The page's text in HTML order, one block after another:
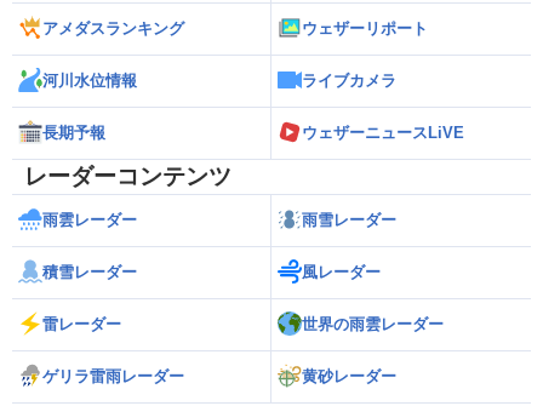
アメダスランキング ウェザーリポート
河川水位情報 ライブカメラ
長期予報 ウェザーニュースLiVE
レーダーコンテンツ
雨雲レーダー 雨雪レーダー
積雪レーダー 風レーダー
雷レーダー 世界の雨雲レーダー
ゲリラ雷雨レーダー 黄砂レーダー